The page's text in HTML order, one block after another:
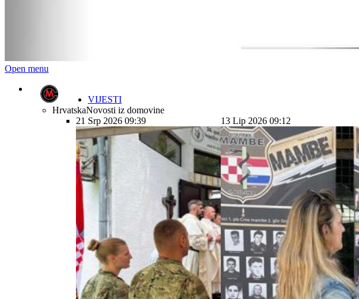
Open menu
VIJESTI
HrvatskaNovosti iz domovine
21 Srp 2026 09:39
13 Lip 2026 09:12